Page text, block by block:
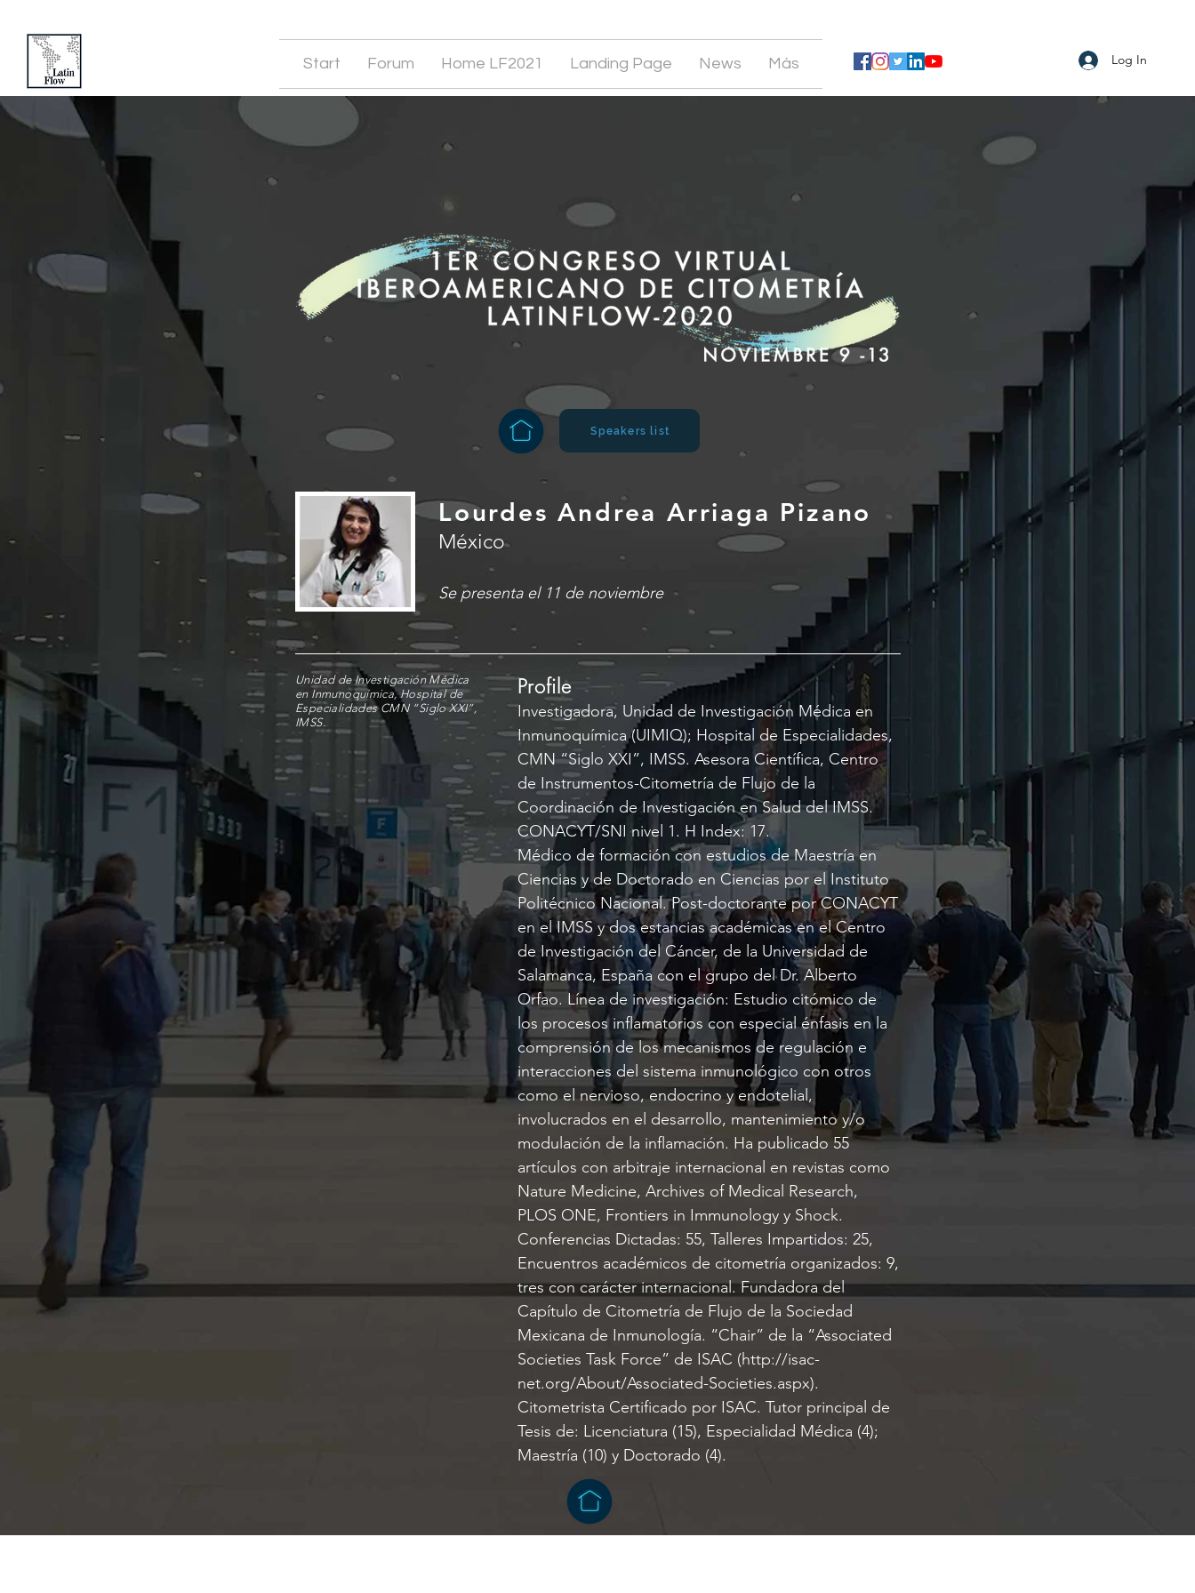
Start Forum Home LF2021 Landing Page News Más Log In
Speakers list
Lourdes Andrea Arriaga Pizano
México
Se presenta el 11 de noviembre
Unidad de Investigación Médica
en Inmunoquímica, Hospital de
Especialidades CMN “Siglo XXI”,
IMSS.
Profile
Investigadora, Unidad de Investigación Médica en
Inmunoquímica (UIMIQ); Hospital de Especialidades,
CMN “Siglo XXI”, IMSS. Asesora Científica, Centro
de Instrumentos-Citometría de Flujo de la
Coordinación de Investigación en Salud del IMSS.
CONACYT/SNI nivel 1. H Index: 17.
Médico de formación con estudios de Maestría en
Ciencias y de Doctorado en Ciencias por el Instituto
Politécnico Nacional. Post-doctorante por CONACYT
en el IMSS y dos estancias académicas en el Centro
de Investigación del Cáncer, de la Universidad de
Salamanca, España con el grupo del Dr. Alberto
Orfao. Línea de investigación: Estudio citómico de
los procesos inflamatorios con especial énfasis en la
comprensión de los mecanismos de regulación e
interacciones del sistema inmunológico con otros
como el nervioso, endocrino y endotelial,
involucrados en el desarrollo, mantenimiento y/o
modulación de la inflamación. Ha publicado 55
artículos con arbitraje internacional en revistas como
Nature Medicine, Archives of Medical Research,
PLOS ONE, Frontiers in Immunology y Shock.
Conferencias Dictadas: 55, Talleres Impartidos: 25,
Encuentros académicos de citometría organizados: 9,
tres con carácter internacional. Fundadora del
Capítulo de Citometría de Flujo de la Sociedad
Mexicana de Inmunología. “Chair” de la “Associated
Societies Task Force” de ISAC (http://isac-
net.org/About/Associated-Societies.aspx).
Citometrista Certificado por ISAC. Tutor principal de
Tesis de: Licenciatura (15), Especialidad Médica (4);
Maestría (10) y Doctorado (4).